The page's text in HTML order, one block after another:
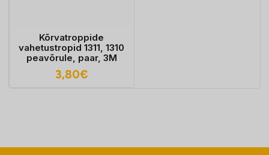
Kõrvatroppide
vahetustropid 1311, 1310
peavõrule, paar, 3M
3,80€